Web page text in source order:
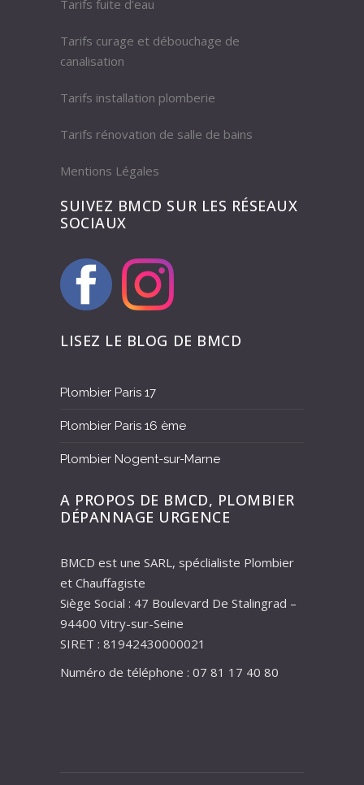
Tarifs fuite d’eau
Tarifs curage et débouchage de
canalisation
Tarifs installation plomberie
Tarifs rénovation de salle de bains
Mentions Légales
SUIVEZ BMCD SUR LES RÉSEAUX
SOCIAUX
LISEZ LE BLOG DE BMCD
Plombier Paris 17
Plombier Paris 16 ème
Plombier Nogent-sur-Marne
A PROPOS DE BMCD, PLOMBIER
DÉPANNAGE URGENCE
BMCD est une SARL, spéclialiste Plombier
et Chauffagiste
Siège Social : 47 Boulevard De Stalingrad –
94400 Vitry-sur-Seine
SIRET : 81942430000021
Numéro de téléphone : 07 81 17 40 80